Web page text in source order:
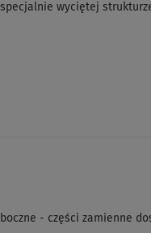
wyciętej
- części zamienne